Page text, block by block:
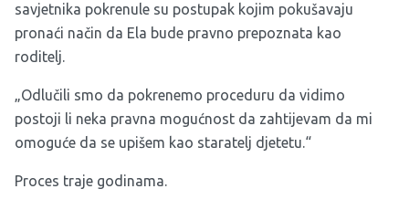
savjetnika pokrenule su postupak kojim pokušavaju
pronaći način da Ela bude pravno prepoznata kao
roditelj.
„Odlučili smo da pokrenemo proceduru da vidimo
postoji li neka pravna mogućnost da zahtijevam da mi
omoguće da se upišem kao staratelj djetetu.“
Proces traje godinama.